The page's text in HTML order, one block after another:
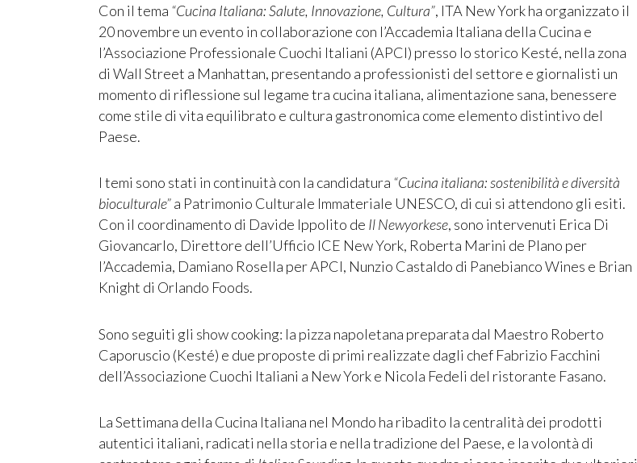
Con il tema “Cucina Italiana: Salute, Innovazione, Cultura”, ITA New York ha organizzato il
20 novembre un evento in collaborazione con l’Accademia Italiana della Cucina e
l’Associazione Professionale Cuochi Italiani (APCI) presso lo storico Kesté, nella zona
di Wall Street a Manhattan, presentando a professionisti del settore e giornalisti un
momento di riflessione sul legame tra cucina italiana, alimentazione sana, benessere
come stile di vita equilibrato e cultura gastronomica come elemento distintivo del
Paese.
I temi sono stati in continuità con la candidatura “Cucina italiana: sostenibilità e diversità
bioculturale”a Patrimonio Culturale Immateriale UNESCO, di cui si attendono gli esiti.
Con il coordinamento di Davide Ippolito de Il Newyorkese, sono intervenuti Erica Di
Giovancarlo, Direttore dell’Ufficio ICE New York, Roberta Marini de Plano per
l’Accademia, Damiano Rosella per APCI, Nunzio Castaldo di Panebianco Wines e Brian
Knight di Orlando Foods.
Sono seguiti gli show cooking: la pizza napoletana preparata dal Maestro Roberto
Caporuscio (Kesté) e due proposte di primi realizzate dagli chef Fabrizio Facchini
dell’Associazione Cuochi Italiani a New York e Nicola Fedeli del ristorante Fasano.
La Settimana della Cucina Italiana nel Mondo ha ribadito la centralità dei prodotti
autentici italiani, radicati nella storia e nella tradizione del Paese, e la volontà di